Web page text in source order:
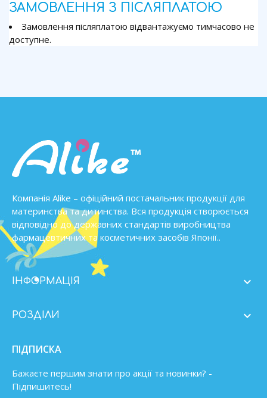
ЗАМОВЛЕННЯ З ПІСЛЯПЛАТОЮ
Замовлення післяплатою відвантажуємо тимчасово не
доступне.
Компанія Alike – офіційний постачальник продукції для
материнства та дитинства. Вся продукція створюється
відповідно до державних стандартів виробництва
фармацевтичних та косметичних засобів Японії..
ІНФОРМАЦІЯ 
РОЗДІЛИ 
ПІДПИСКА
Бажаєте першим знати про акції та новинки? -
Підпишитесь!